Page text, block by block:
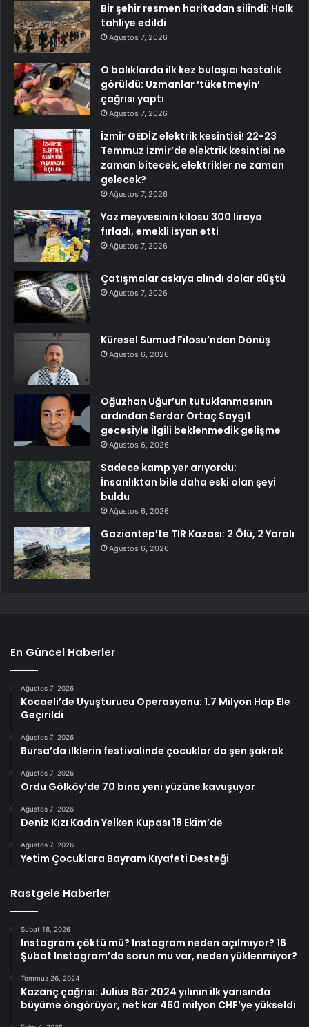
Bir şehir resmen haritadan silindi: Halk
tahliye edildi
Ağustos 7, 2026
O balıklarda ilk kez bulaşıcı hastalık
görüldü: Uzmanlar ‘tüketmeyin’
çağrısı yaptı
Ağustos 7, 2026
İzmir GEDİZ elektrik kesintisi! 22-23
Temmuz İzmir’de elektrik kesintisi ne
zaman bitecek, elektrikler ne zaman
gelecek?
Ağustos 7, 2026
Yaz meyvesinin kilosu 300 liraya
fırladı, emekli isyan etti
Ağustos 7, 2026
Çatışmalar askıya alındı dolar düştü
Ağustos 7, 2026
Küresel Sumud Filosu’ndan Dönüş
Ağustos 6, 2026
Oğuzhan Uğur’un tutuklanmasının
ardından Serdar Ortaç Saygı1
gecesiyle ilgili beklenmedik gelişme
Ağustos 6, 2026
Sadece kamp yer arıyordu:
İnsanlıktan bile daha eski olan şeyi
buldu
Ağustos 6, 2026
Gaziantep’te TIR Kazası: 2 Ölü, 2 Yaralı
Ağustos 6, 2026
En Güncel Haberler
Ağustos 7, 2026
Kocaeli’de Uyuşturucu Operasyonu: 1.7 Milyon Hap Ele
Geçirildi
Ağustos 7, 2026
Bursa’da ilklerin festivalinde çocuklar da şen şakrak
Ağustos 7, 2026
Ordu Gölköy’de 70 bina yeni yüzüne kavuşuyor
Ağustos 7, 2026
Deniz Kızı Kadın Yelken Kupası 18 Ekim’de
Ağustos 7, 2026
Yetim Çocuklara Bayram Kıyafeti Desteği
Rastgele Haberler
Şubat 18, 2026
Instagram çöktü mü? Instagram neden açılmıyor? 16
Şubat Instagram’da sorun mu var, neden yüklenmiyor?
Temmuz 26, 2024
Kazanç çağrısı: Julius Bär 2024 yılının ilk yarısında
büyüme öngörüyor, net kar 460 milyon CHF’ye yükseldi